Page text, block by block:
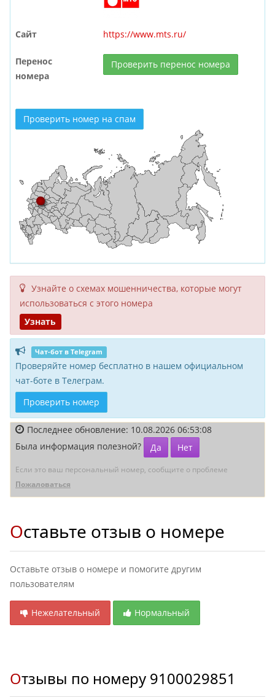
Сайт https://www.mts.ru/
Перенос
номера
Проверить перенос номера
Проверить номер на спам
Узнайте о схемах мошенни­чества, кото­рые могут
исполь­зоваться с этого номера
Узнать
Чат-бот в Telegram
Проверяйте номер бесплатно в нашем официальном
чат-боте в Телеграм.
Проверить номер
Последнее обновление: 10.08.2026 06:53:08
Была информация полезной?
Да Нет
Если это ваш персональный номер, сообщите о проблеме
Пожаловаться
Оставьте отзыв о номере
Оставьте отзыв о номере и помогите другим
пользователям
Нежелательный Нормальный
Отзывы по номеру 9100029851